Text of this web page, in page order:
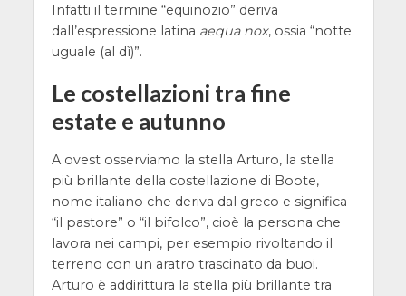
Infatti il termine “equinozio” deriva
dall’espressione latina aequa nox, ossia “notte
uguale (al dì)”.
Le costellazioni tra fine
estate e autunno
A ovest osserviamo la stella Arturo, la stella
più brillante della costellazione di Boote,
nome italiano che deriva dal greco e significa
“il pastore” o “il bifolco”, cioè la persona che
lavora nei campi, per esempio rivoltando il
terreno con un aratro trascinato da buoi.
Arturo è addirittura la stella più brillante tra